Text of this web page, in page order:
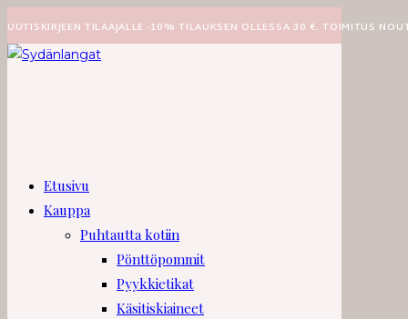
suoraan
sisältöön
UUTISKIRJEEN TILAAJALLE -10% TILAUKSEN OLLESSA 30 €. TOIMITUS
Etusivu
Kauppa
Puhtautta kotiin
Pönttöpommit
Pyykkietikat
Käsitiskiaineet